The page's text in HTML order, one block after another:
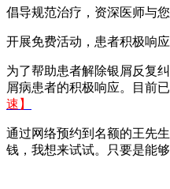
倡导规范治疗，资深医师与
开展免费活动，患者积极响
为了帮助患者解除银屑反复
屑病患者的积极响应。目前
速】
通过网络预约到名额的王先
钱，我想来试试。只要是能